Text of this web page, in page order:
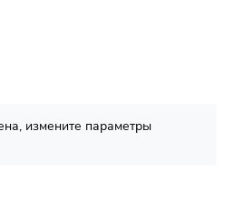
измените параметры